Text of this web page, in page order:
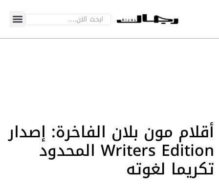
أقلام مون بلان الفاخرة: إصدار
Writers Edition المحدود
تكريما لغوته